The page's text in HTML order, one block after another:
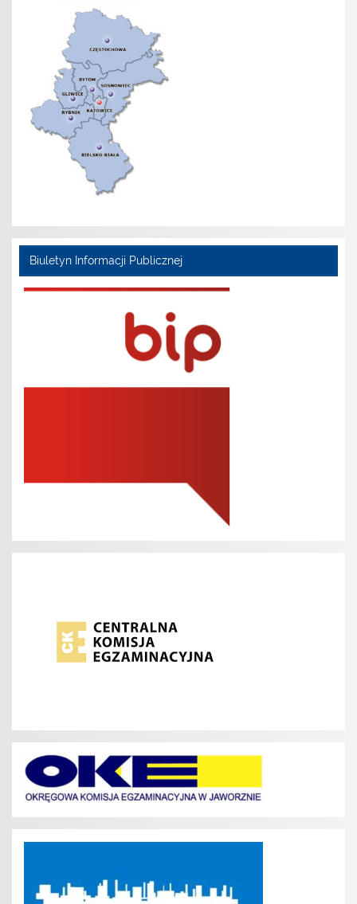
Biuletyn Informacji Publicznej